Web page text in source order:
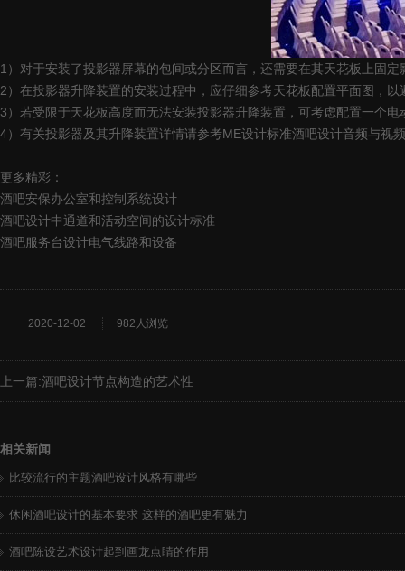
1）对于安装了投影器屏幕的包间或分区而言，还需要在其天花板上固
2）在投影器升降装置的安装过程中，应仔细参考天花板配置平面图，
3）若受限于天花板高度而无法安装投影器升降装置，可考虑配置一个
4）有关投影器及其升降装置详情请参考ME设计标准酒吧设计音频与视
更多精彩：
酒吧安保办公室和控制系统设计
酒吧设计中通道和活动空间的设计标准
酒吧服务台设计电气线路和设备
2020-12-02 982人浏览
上一篇:酒吧设计节点构造的艺术性
相关新闻
比较流行的主题酒吧设计风格有哪些
休闲酒吧设计的基本要求 这样的酒吧更有魅力
酒吧陈设艺术设计起到画龙点睛的作用